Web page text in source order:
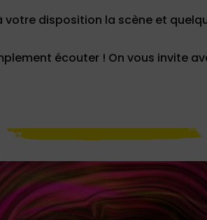
votre disposition la scène et
écouter ! On vous invite